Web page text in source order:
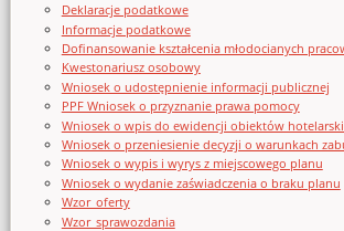
Deklaracje podatkowe
Informacje podatkowe
Dofinansowanie kształcenia młodocianych
Kwestonariusz osobowy
Wniosek o udostępnienie informacji publicznej
PPF Wniosek o przyznanie prawa pomocy
Wniosek o wpis do ewidencji obiektów
Wniosek o przeniesienie decyzji o warunkach
Wniosek o wypis i wyrys z miejscowego planu
Wniosek o wydanie zaświadczenia o braku planu
Wzor_oferty
Wzor_sprawozdania